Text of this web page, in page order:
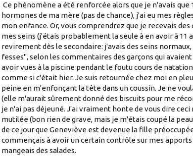
Ce phénomène a été renforcée alors que je n'avais que
hormones de ma mère (pas de chance), j'ai eu mes
mon enfance. Or, vous comprendrez que je recevais
mes seins (j'étais probablement la seule à en avoir à 11
revirement dès le secondaire: j'avais des seins
fesses", selon les commentaires des garçons qui
avoir vues à la piscine pendant le foutu cours de
comme si c'était hier. Je suis retournée chez moi en
peine en m'enfonçant la tête dans un coussin. Je ne
(elle m'aurait sûrement donné des biscuits pour me
je n'ai pas déjeuné. J'ai vraiment honte de vous dire
mutilée (bon rien de grave, mais je m'étais coupé la
de ce jour que Geneviève est devenue la fille
commençais à avoir un certain contrôle sur mes
mangeais des salades.